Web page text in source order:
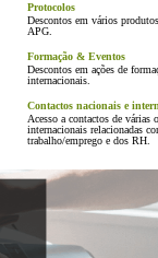
Protocolos
Descontos em vários
APG.
Formação & Eventos
Descontos em ações de
internacionais.
Contactos nacionais e
Acesso a contactos de várias
internacionais relacionadas
trabalho/emprego e dos RH.